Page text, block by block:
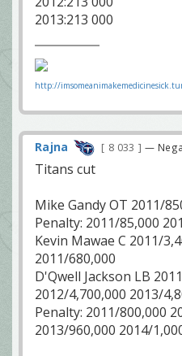
2013:213 000
http://
Rajna 8 033 —
Titans cut
Mike Gandy OT 2011/
Penalty: 2011/85,000
Kevin Mawae C 2011/
2011/680,000
D'Qwell Jackson LB
2012/4,700,000 2013/
Penalty: 2011/800,000
2013/960,000 2014/